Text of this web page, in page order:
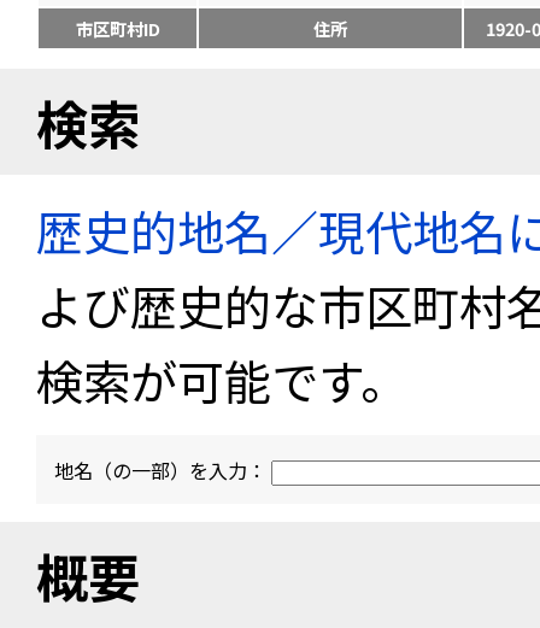
市区町村ID
住所 1920-
検索
歴史的地名／現代地名
よび歴史的な市区町村
検索が可能です。
地名（の一部）を入力：
概要